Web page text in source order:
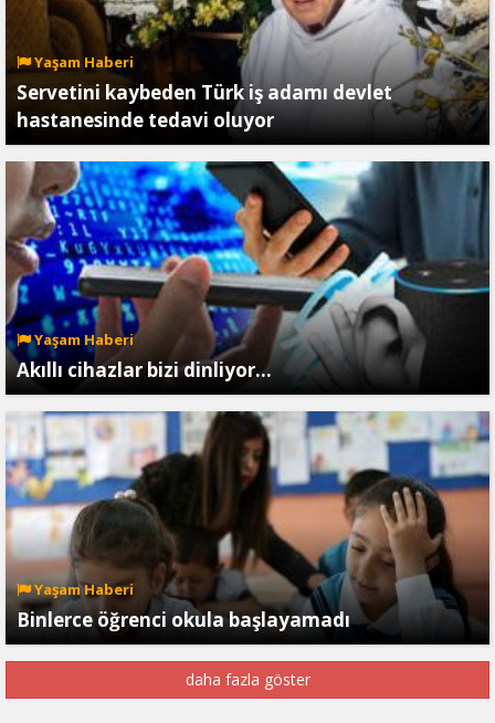
Yaşam Haberi
Servetini kaybeden Türk iş adamı devlet
hastanesinde tedavi oluyor
Yaşam Haberi
Akıllı cihazlar bizi dinliyor…
Yaşam Haberi
Binlerce öğrenci okula başlayamadı
daha fazla göster